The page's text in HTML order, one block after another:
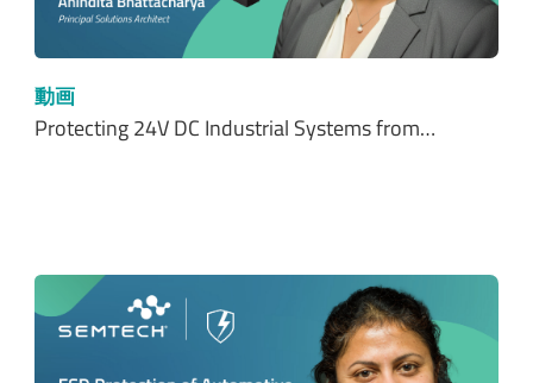
動画
Protecting 24V DC Industrial Systems from…